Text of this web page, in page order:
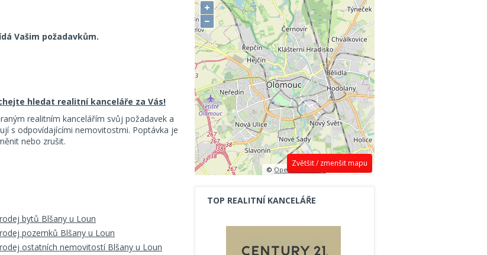
Vašim požadavkům.
hledat realitní kanceláře za Vás!
realitním kancelářím svůj požadavek a
s odpovídajícími nemovitostmi. Poptávka je
nebo zrušit.
bytů Blšany u Loun
pozemků Blšany u Loun
ostatních nemovitostí Blšany u Loun
Zvětšit / zmenšit mapu
+
−
©OpenStreetMap contributors.
TOP REALITNÍ KANCELÁŘE